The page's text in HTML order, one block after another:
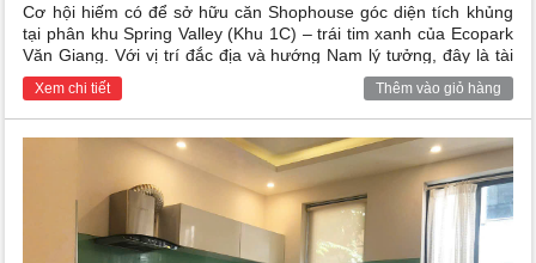
Cơ hội hiếm có để sở hữu căn Shophouse góc diện tích khủng
tại phân khu Spring Valley (Khu 1C) – trái tim xanh của Ecopark
Văn Giang. Với vị trí đắc địa và hướng Nam lý tưởng, đây là tài
sản giữ tiền và sinh lời bền vững cho các nhà đầu tư tầm cỡ.
Xem chi tiết Thêm vào giỏ hàng